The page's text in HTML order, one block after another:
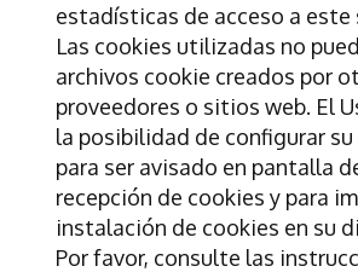
estadísticas de acceso a este
Las cookies utilizadas no
archivos cookie creados por
proveedores o sitios web. El
la posibilidad de configurar
para ser avisado en pantalla
recepción de cookies y para
instalación de cookies en su
Por favor, consulte las